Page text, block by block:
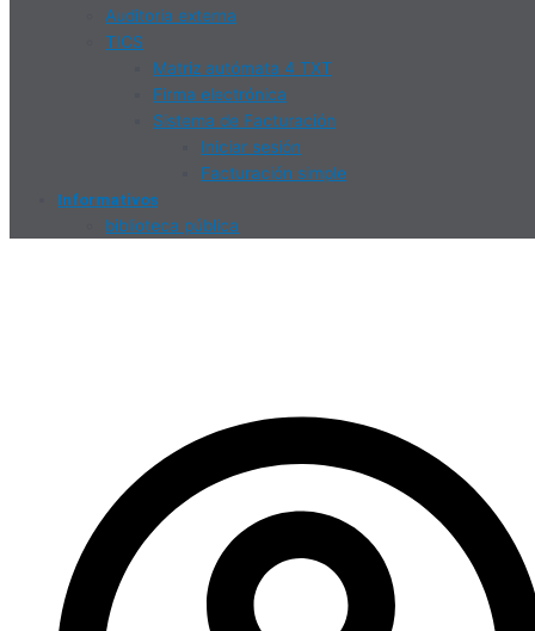
Auditoria externa
TICS
Matriz autómata 4 TXT
Firma electrónica
Sistema de Facturación
Iniciar sesión
Facturación simple
Informativos
biblioteca pública